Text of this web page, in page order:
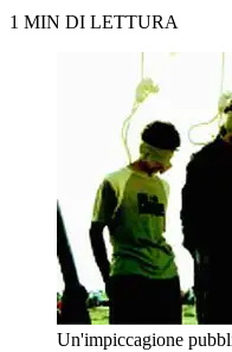
1 MIN DI LETTURA
Un'impiccagione